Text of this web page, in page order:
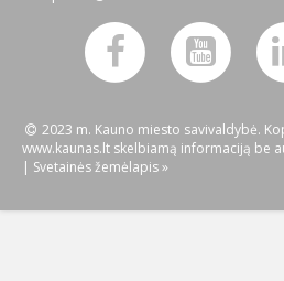
2023 m. Kauno miesto savivaldybė.
www.kaunas.lt skelbiamą informaciją be
| Svetainės žemėlapis »